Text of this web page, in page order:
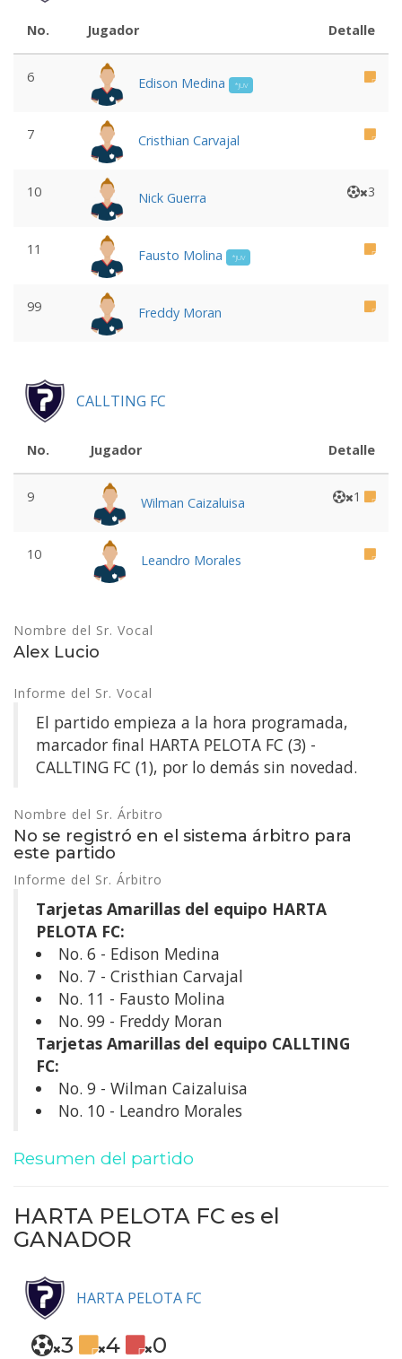
No. Jugador Detalle
6 Edison Medina *JUV
7 Cristhian Carvajal
10 Nick Guerra 3
11 Fausto Molina *JUV
99 Freddy Moran
CALLTING FC
No. Jugador Detalle
9 Wilman Caizaluisa 1
10 Leandro Morales
Nombre del Sr. Vocal
Alex Lucio
Informe del Sr. Vocal
El partido empieza a la hora programada,
marcador final HARTA PELOTA FC (3) -
CALLTING FC (1), por lo demás sin novedad.
Nombre del Sr. Árbitro
No se registró en el sistema árbitro para
este partido
Informe del Sr. Árbitro
Tarjetas Amarillas del equipo HARTA
PELOTA FC:
No. 6 - Edison Medina
No. 7 - Cristhian Carvajal
No. 11 - Fausto Molina
No. 99 - Freddy Moran
Tarjetas Amarillas del equipo CALLTING
FC:
No. 9 - Wilman Caizaluisa
No. 10 - Leandro Morales
Resumen del partido
HARTA PELOTA FC es el
GANADOR
HARTA PELOTA FC
3 4 0